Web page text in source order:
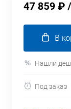
47 859 ₽
В
Нашли
Под заказ